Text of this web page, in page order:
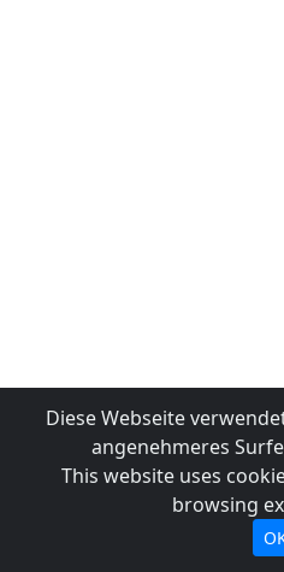
Diese Webseite
angenehmeres
This website uses
browsing